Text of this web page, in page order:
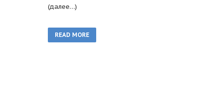
(далее…)
READ MORE